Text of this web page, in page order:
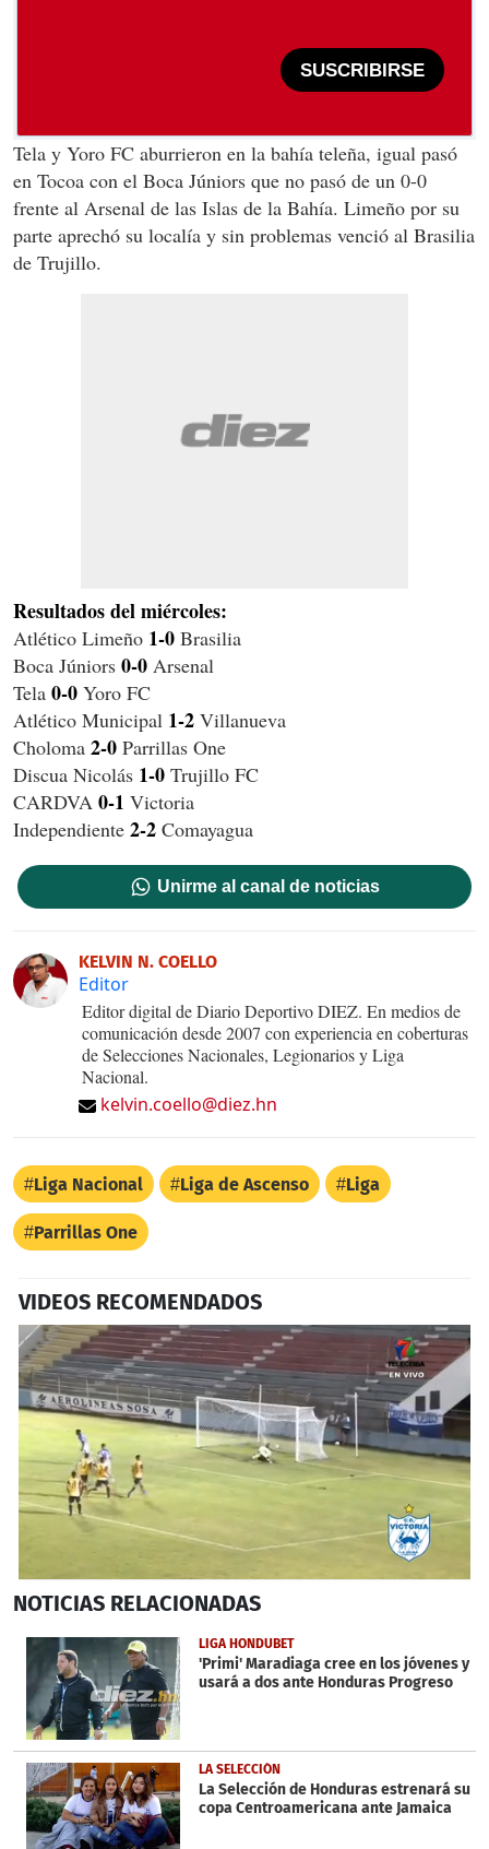
SUSCRIBIRSE
Tela y Yoro FC aburrieron en la bahía teleña, igual pasó
en Tocoa con el Boca Júniors que no pasó de un 0-0
frente al Arsenal de las Islas de la Bahía. Limeño por su
parte aprechó su localía y sin problemas venció al Brasilia
de Trujillo.
Resultados del miércoles:
Atlético Limeño 1-0 Brasilia
Boca Júniors 0-0 Arsenal
Tela 0-0 Yoro FC
Atlético Municipal 1-2 Villanueva
Choloma 2-0 Parrillas One
Discua Nicolás 1-0 Trujillo FC
CARDVA 0-1 Victoria
Independiente 2-2 Comayagua
Unirme al canal de noticias
KELVIN N. COELLO
Editor
Editor digital de Diario Deportivo DIEZ. En medios de
comunicación desde 2007 con experiencia en coberturas
de Selecciones Nacionales, Legionarios y Liga
Nacional.
kelvin.coello@diez.hn
Liga Nacional Liga de Ascenso Liga
Parrillas One
VIDEOS RECOMENDADOS
seconds
2
minutes,
seconds
NOTICIAS RELACIONADAS
LIGA HONDUBET
'Primi' Maradiaga cree en los jóvenes y
usará a dos ante Honduras Progreso
LA SELECCIÓN
La Selección de Honduras estrenará su
copa Centroamericana ante Jamaica